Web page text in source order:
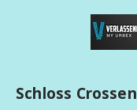
Schloss Crossen